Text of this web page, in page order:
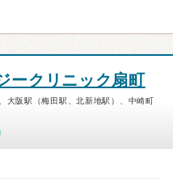
ークリニック扇町
大阪駅（梅田駅、北新地駅）、中崎町